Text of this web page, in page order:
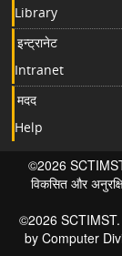
Library
इन्ट्रानेट
Intranet
मदद
Help
©2026 SCTIMST.
विकसित और
©2026
by Computer